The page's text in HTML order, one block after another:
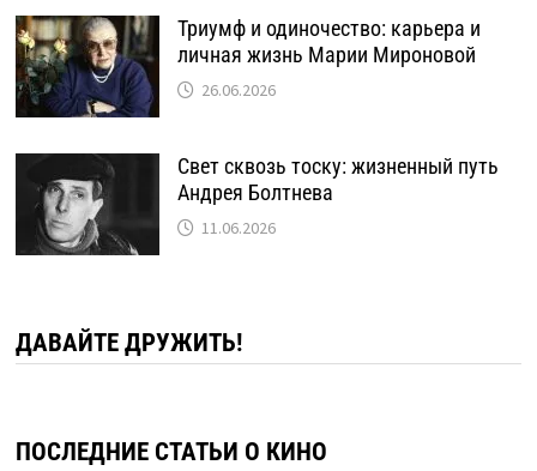
Триумф и одиночество: карьера и
личная жизнь Марии Мироновой
26.06.2026
Свет сквозь тоску: жизненный путь
Андрея Болтнева
11.06.2026
ДАВАЙТЕ ДРУЖИТЬ!
ПОСЛЕДНИЕ СТАТЬИ О КИНО